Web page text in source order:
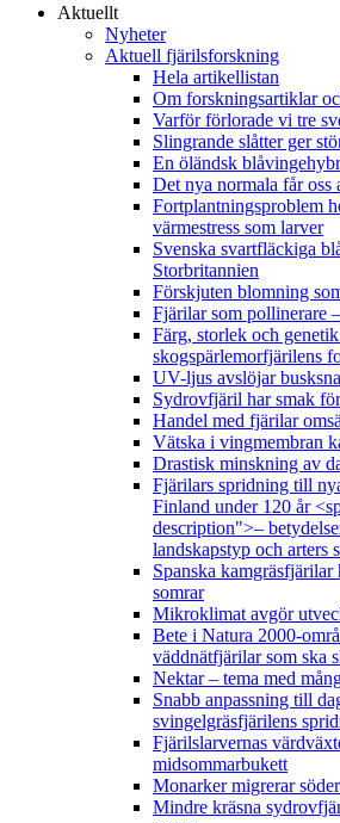
Aktuellt
Nyheter
Aktuell fjärilsforskning
Hela artikellistan
Om forskningsartiklar
Varför förlorade vi tre
Slingrande slåtter ger
En öländsk
Det nya normala får oss
Fortplantningsproblem
värmestress som larver
Svenska svartfläckiga
Storbritannien
Förskjuten blomning
Fjärilar som pollinerare
Färg, storlek och
skogspärlemorfjärilens
UV-ljus avslöjar
Sydrovfjäril har smak
Handel med fjärilar
Vätska i vingmembran
Drastisk minskning av
Fjärilars spridning till
Finland under 120 år
description">–
landskapstyp och arters
Spanska kamgräsfjärilar
somrar
Mikroklimat avgör
Bete i Natura 2000-
väddnätfjärilar som ska
Nektar – tema med
Snabb anpassning till
svingelgräsfjärilens
Fjärilslarvernas
midsommarbukett
Monarker migrerar
Mindre kräsna